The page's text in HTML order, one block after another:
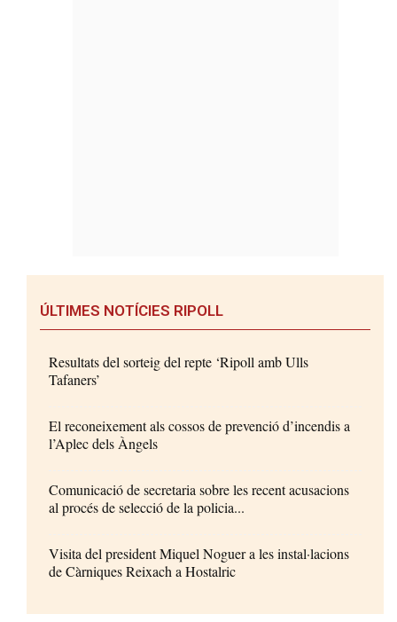
ÚLTIMES NOTÍCIES RIPOLL
Resultats del sorteig del repte ‘Ripoll amb Ulls
Tafaners’
El reconeixement als cossos de prevenció d’incendis a
l’Aplec dels Àngels
Comunicació de secretaria sobre les recent acusacions
al procés de selecció de la policia...
Visita del president Miquel Noguer a les instal·lacions
de Càrniques Reixach a Hostalric